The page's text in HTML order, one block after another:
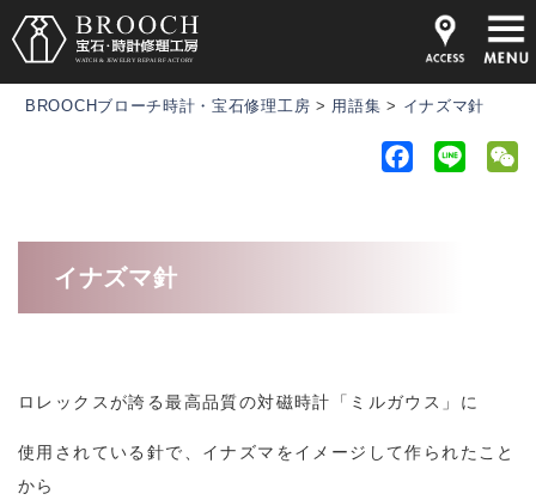
BROOCHブローチ時計・宝石修理工房 > 用語集 > イナズマ針
イナズマ針
ロレックスが誇る最高品質の対磁時計「ミルガウス」に
使用されている針で、イナズマをイメージして作られたこと
から